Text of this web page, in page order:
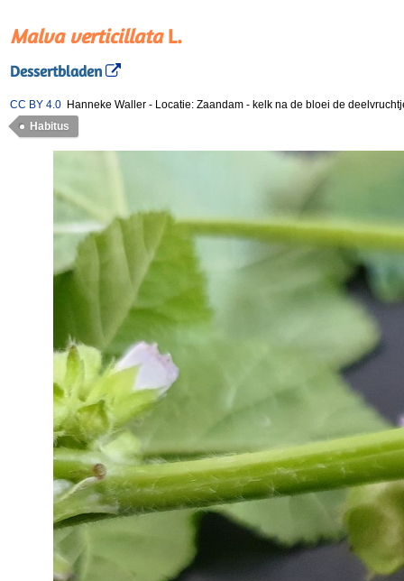
Malva verticillataL.
Dessertbladen
CC BY 4.0 Hanneke Waller - Locatie: Zaandam - kelk na de bloei de
Habitus